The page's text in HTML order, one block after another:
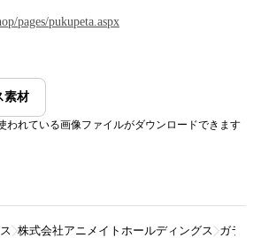
pages/pukupeta.aspx
素材
われている画像ファイルがダウンロードできます
株式会社アニメイトホールディングス ガラス